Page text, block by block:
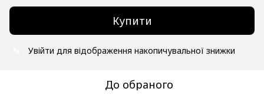
Купити
Увійти для відображення накопичувальної знижки
До обраного